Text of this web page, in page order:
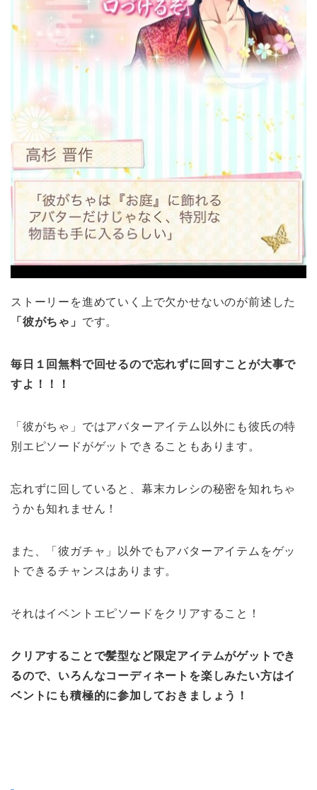
ストーリーを進めていく上で欠かせないのが前述した
「彼がちゃ」 です。
毎日１回無料で回せるので忘れずに回すことが大事で
すよ！！！
「彼がちゃ」ではアバターアイテム以外にも彼氏の特
別エピソードがゲットできることもあります。
忘れずに回していると、幕末カレシの秘密を知れちゃ
うかも知れません！
また、「彼ガチャ」以外でもアバターアイテムをゲッ
トできるチャンスはあります。
それはイベントエピソードをクリアすること！
クリアすることで髪型など限定アイテムがゲットでき
るので、いろんなコーディネートを楽しみたい方はイ
ベントにも積極的に参加しておきましょう！